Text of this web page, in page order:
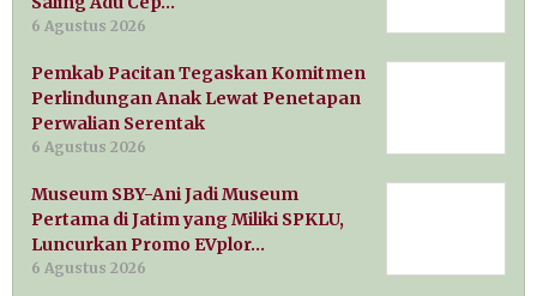
6 Agustus 2026
Pemkab Pacitan Tegaskan Komitmen
Perlindungan Anak Lewat Penetapan
Perwalian Serentak
6 Agustus 2026
Museum SBY-Ani Jadi Museum
Pertama di Jatim yang Miliki SPKLU,
Luncurkan Promo EVplor…
6 Agustus 2026